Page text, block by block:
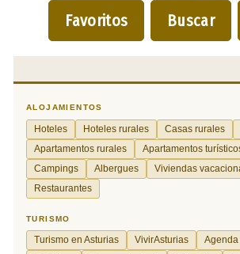
Favoritos Buscar